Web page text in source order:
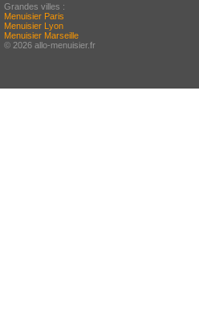
Grandes villes :
Menuisier Paris
Menuisier Lyon
Menuisier Marseille
© 2026 allo-menuisier.fr